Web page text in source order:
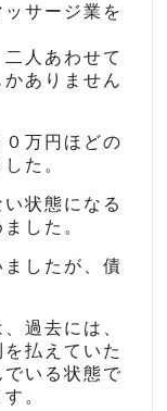
サージ業を
人あわせて
ありません
万円ほどの
た。
状態になる
した。
したが、債
過去には、
払えていた
いる状態で
。